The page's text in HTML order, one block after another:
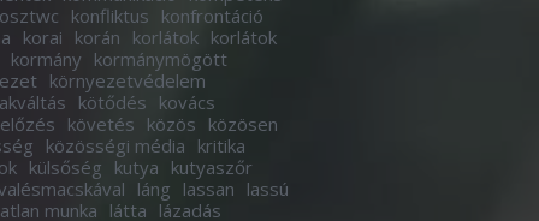
konfliktus konfrontáció
korai korán korlátok korlátok
kormány kormánymögött
környezetvédelem
kötődés kovács
követés közös közösen
közösségi média kritika
külsőség kutya kutyaszőr
láng lassan lassú
munka
látta lázadás